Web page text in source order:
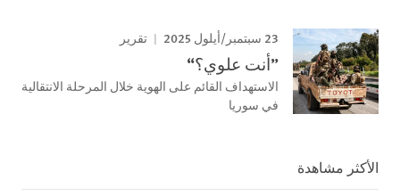
23 سبتمبر/أيلول 2025 تقرير
”أنت علوي؟“
الاستهداف القائم على الهوية خلال المرحلة الانتقالية
في سوريا
الأكثر مشاهدة